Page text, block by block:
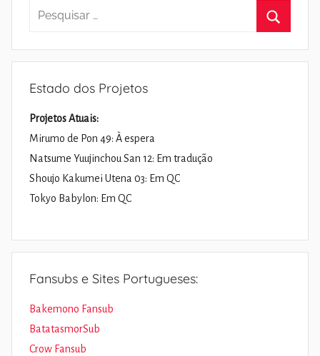
Pesquisar
Estado dos Projetos
Projetos Atuais:
Mirumo de Pon 49: À espera
Natsume Yuujinchou San 12: Em tradução
Shoujo Kakumei Utena 03: Em QC
Tokyo Babylon: Em QC
Fansubs e Sites Portugueses:
Bakemono Fansub
BatatasmorSub
Crow Fansub